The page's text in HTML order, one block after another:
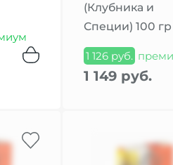
(Клубника и
Специи) 100 гр
1 126 руб.
1 149 руб.